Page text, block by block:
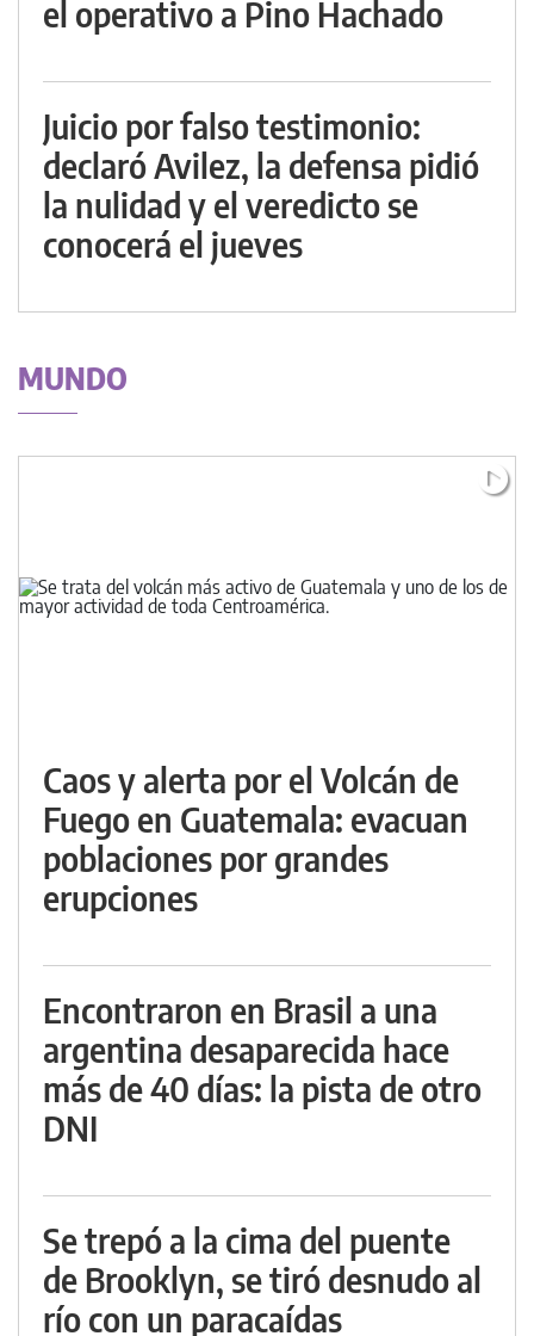
el operativo a Pino Hachado
Juicio por falso testimonio:
declaró Avilez, la defensa pidió
la nulidad y el veredicto se
conocerá el jueves
MUNDO
Caos y alerta por el Volcán de
Fuego en Guatemala: evacuan
poblaciones por grandes
erupciones
Encontraron en Brasil a una
argentina desaparecida hace
más de 40 días: la pista de otro
DNI
Se trepó a la cima del puente
de Brooklyn, se tiró desnudo al
río con un paracaídas